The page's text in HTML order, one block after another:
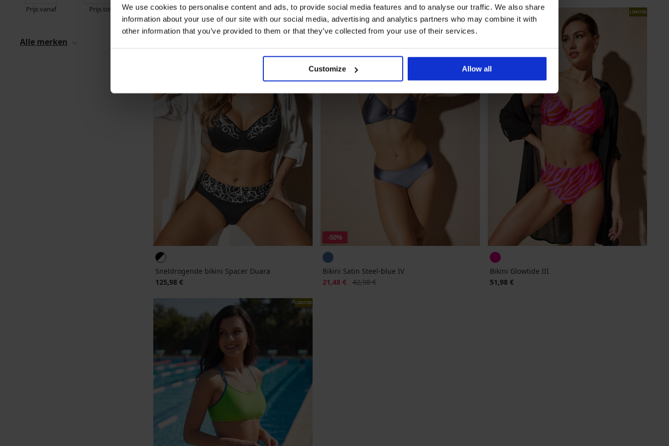
We use cookies to personalise content and ads, to provide social media features and to analyse our traffic. We also share
information about your use of our site with our social media, advertising and analytics partners who may combine it with
other information that you’ve provided to them or that they’ve collected from your use of their services.
Customize Allow all
Prijs vanaf Prijs tot
Alle merken
Sneldrogende bikini Spacer Duara
125,98 €
LIMITED
-50%
Bikini Satin Steel-blue IV
Korting
21,48 € Oorspronkelijke prijs
42,98 €
LIMITED
Bikini Glowtide III
51,98 €
LIMITED